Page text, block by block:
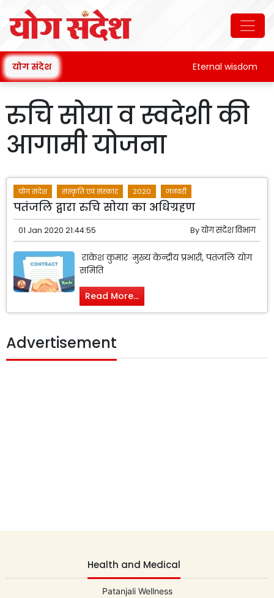
योग संदेश Eternal wisdom
रुचि सोया व स्वदेशी की
आगामी योजना
योग संदेश संस्कृति एवं संस्कार 2020 जनवरी
पतंजलि द्वारा रुचि सोया का अधिग्रहण
01 Jan 2020 21:44:55 Byयोग संदेश विभाग
राकेश कुमार मुख्य केन्द्रीय प्रभारी, पतंजलि योग
समिति
Read More...
Advertisement
Health and Medical
Patanjali Wellness